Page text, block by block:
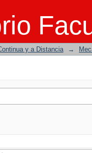
y a Distancia →